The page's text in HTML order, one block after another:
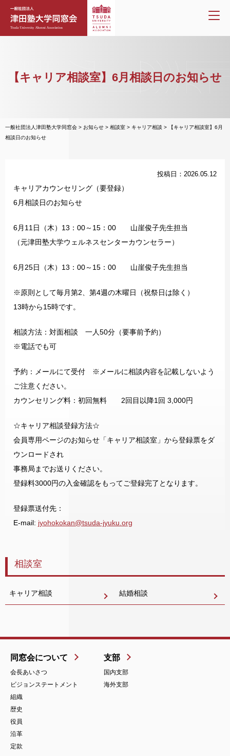
【キャリア相談室】6月相談日のお知らせ
一般社団法人津田塾大学同窓会 > お知らせ > 相談室 > キャリア相談 >
【キャリア相談室】6月
相談日のお知らせ
投稿日：2026.05.12
キャリアカウンセリング（要登録）
6月相談日のお知らせ
6月11日（木）13：00～15：00 山崖俊子先生担当
（元津田塾大学ウェルネスセンターカウンセラー）
6月25日（木）13：00～15：00 山崖俊子先生担当
※原則として毎月第2、第4週の木曜日（祝祭日は除く）
13時から15時です。
相談方法：対面相談 一人50分（要事前予約）
※電話でも可
予約：メールにて受付 ※メールに相談内容を記載しないよう
ご注意ください。
カウンセリング料：初回無料 2回目以降1回 3,000円
☆キャリア相談登録方法☆
会員専用ページのお知らせ「キャリア相談室」から登録票をダ
ウンロードされ
事務局までお送りください。
登録料3000円の入金確認をもってご登録完了となります。
登録票送付先：
E-mail: jyohokokan@tsuda-jyuku.org
相談室
キャリア相談 結婚相談
同窓会について
会長あいさつ
ビジョンステートメント
組織
歴史
役員
沿革
定款
支部
国内支部
海外支部